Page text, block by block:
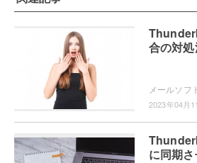
合の対処
2023年04月
に同期さ